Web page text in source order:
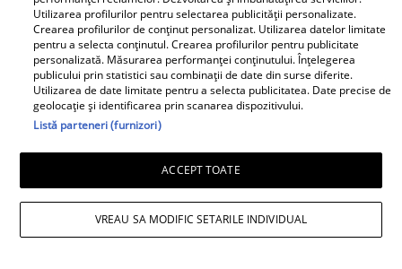
dus la divorțul de Rareș Cojoc,
însă nimeni nu se aștepta la ce
se întâmplă în prezent
Este în culmea fericirii! Vedeta a
devenit mamă pentru a doua
oară și a dezvăluit prima
imagine cu fiul său: „Iubirile
vieții mele” Foto
Utilizarea profilurilor pentru selectarea publicității personalizate.
Crearea profilurilor de conținut personalizat. Utilizarea datelor limitate
pentru a selecta conținutul. Crearea profilurilor pentru publicitate
personalizată. Măsurarea performanței conținutului. Înțelegerea
publicului prin statistici sau combinații de date din surse diferite.
Utilizarea de date limitate pentru a selecta publicitatea. Date precise de
geolocație și identificarea prin scanarea dispozitivului.
Listă parteneri (furnizori)
ACCEPT TOATE
VREAU SA MODIFIC SETARILE INDIVIDUAL